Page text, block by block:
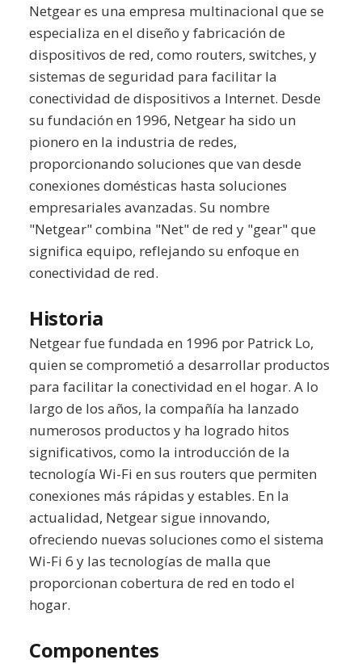
Netgear es una empresa multinacional que se
especializa en el diseño y fabricación de
dispositivos de red, como routers, switches, y
sistemas de seguridad para facilitar la
conectividad de dispositivos a Internet. Desde
su fundación en 1996, Netgear ha sido un
pionero en la industria de redes,
proporcionando soluciones que van desde
conexiones domésticas hasta soluciones
empresariales avanzadas. Su nombre
"Netgear" combina "Net" de red y "gear" que
significa equipo, reflejando su enfoque en
conectividad de red.
Historia
Netgear fue fundada en 1996 por Patrick Lo,
quien se comprometió a desarrollar productos
para facilitar la conectividad en el hogar. A lo
largo de los años, la compañía ha lanzado
numerosos productos y ha logrado hitos
significativos, como la introducción de la
tecnología Wi-Fi en sus routers que permiten
conexiones más rápidas y estables. En la
actualidad, Netgear sigue innovando,
ofreciendo nuevas soluciones como el sistema
Wi-Fi 6 y las tecnologías de malla que
proporcionan cobertura de red en todo el
hogar.
Componentes